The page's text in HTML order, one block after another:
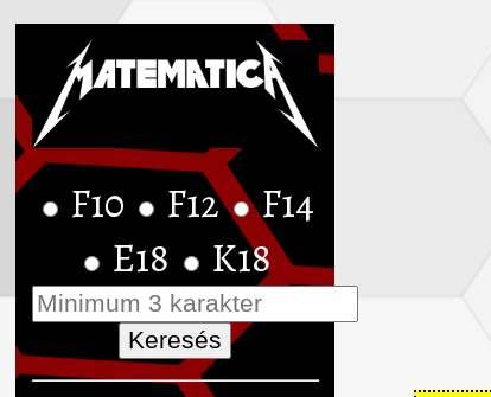
F10 F12
F14
E18
K18